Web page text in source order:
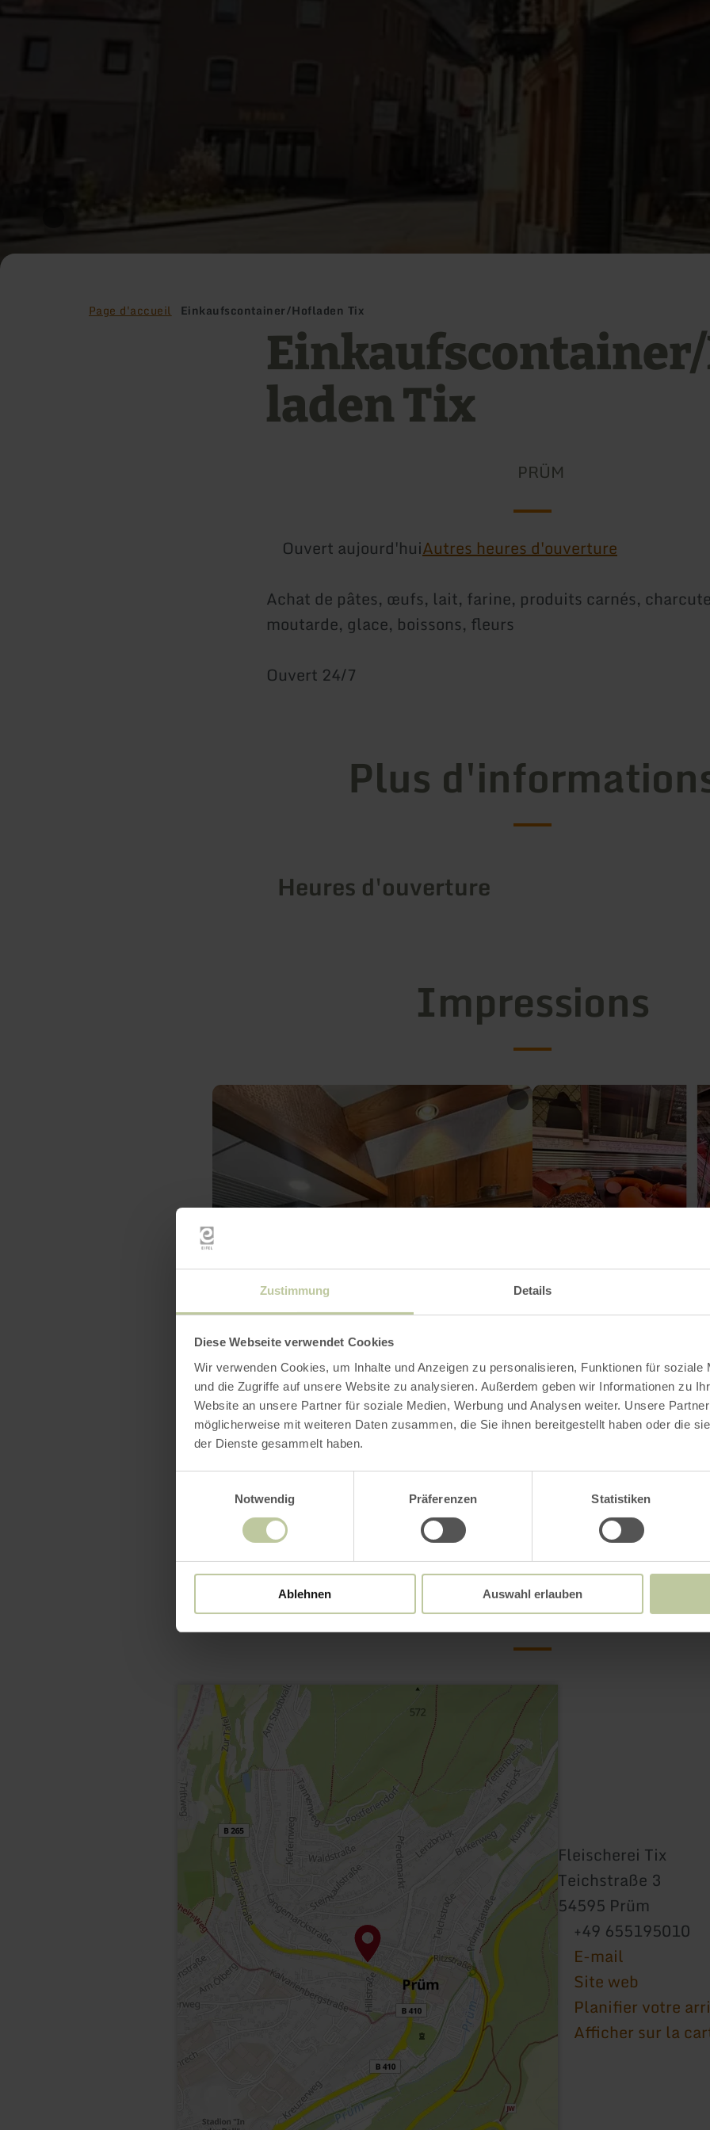
Zustimmung Details
Diese Webseite verwendet Cookies
Wir verwenden Cookies, um Inhalte und Anzeigen zu personalisieren, Funktionen für soziale
und die Zugriffe auf unsere Website zu analysieren. Außerdem geben wir Informationen zu
Website an unsere Partner für soziale Medien, Werbung und Analysen weiter. Unsere
möglicherweise mit weiteren Daten zusammen, die Sie ihnen bereitgestellt haben oder die
der Dienste gesammelt haben.
Notwendig
Präferenzen Statistiken
Ablehnen Auswahl erlauben
Page d'accueil Einkaufscontainer/Hofladen Tix
laden Tix
PRÜM
Ouvert aujourd'huiAutres heures d'ouverture
Achat de pâtes, œufs, lait, farine, produits carnés,
moutarde, glace, boissons, fleurs
Ouvert 24/7
Plus
Heures d'ouverture
Impressions
Contact
Fleischerei Tix
Teichstraße 3
54595 Prüm
+49 655195010
E-mail
Site web
Planifier votre
Afficher sur la